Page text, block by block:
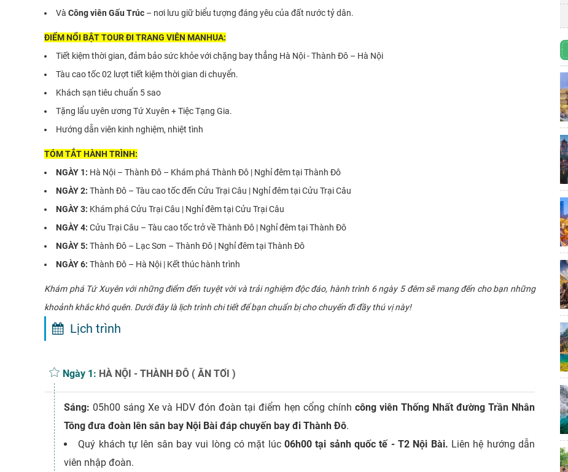
Và Công viên Gấu Trúc – nơi lưu giữ biểu tượng đáng yêu của đất nước tỷ dân.
ĐIỂM NỔI BẬT TOUR ĐI TRANG VIÊN MANHUA:
Tiết kiệm thời gian, đảm bảo sức khỏe với chặng bay thẳng Hà Nội - Thành Đô – Hà Nội
Tàu cao tốc 02 lượt tiết kiệm thời gian di chuyển.
Khách sạn tiêu chuẩn 5 sao
Tặng lẩu uyên ương Tứ Xuyên + Tiệc Tạng Gia.
Hướng dẫn viên kinh nghiệm, nhiệt tình
TÓM TẮT HÀNH TRÌNH:
NGÀY 1: Hà Nội – Thành Đô – Khám phá Thành Đô | Nghỉ đêm tại Thành Đô
NGÀY 2: Thành Đô – Tàu cao tốc đến Cửu Trại Câu | Nghỉ đêm tại Cửu Trại Câu
NGÀY 3: Khám phá Cửu Trại Câu | Nghỉ đêm tại Cửu Trại Câu
NGÀY 4: Cửu Trại Câu – Tàu cao tốc trở về Thành Đô | Nghỉ đêm tại Thành Đô
NGÀY 5: Thành Đô – Lạc Sơn – Thành Đô | Nghỉ đêm tại Thành Đô
NGÀY 6: Thành Đô – Hà Nội | Kết thúc hành trình
Khám phá Tứ Xuyên với những điểm đến tuyệt vời và trải nghiệm độc đáo, hành trình 6 ngày 5 đêm sẽ mang đến cho bạn những
khoảnh khắc khó quên. Dưới đây là lịch trình chi tiết để bạn chuẩn bị cho chuyến đi đầy thú vị này!
Lịch trình
Ngày 1: HÀ NỘI - THÀNH ĐÔ ( ĂN TỐI )
Sáng: 05h00 sáng Xe và HDV đón đoàn tại điểm hẹn cổng chính công viên Thống Nhất đường Trần Nhân
Tông đưa đoàn lên sân bay Nội Bài đáp chuyến bay đi Thành Đô.
Quý khách tự lên sân bay vui lòng có mặt lúc06h00 tại sảnh quốc tế - T2 Nội Bài. Liên hệ hướng dẫn
viên nhập đoàn.